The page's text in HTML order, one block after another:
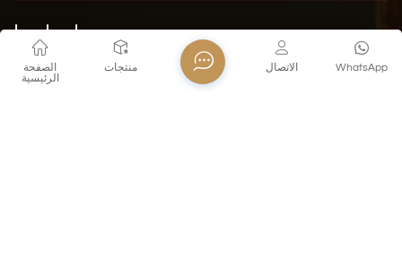
اتصل بنا
الصفحة
الرئيسية
منتجات WhatsApp الاتصال